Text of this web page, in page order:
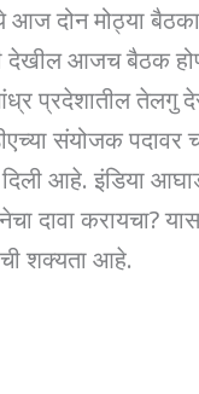
आज दोन मोठ्या
आजच बैठक
प्रदेशातील तेलगु
संयोजक पदावर
आहे. इंडिया
दावा करायचा?
शक्यता आहे.